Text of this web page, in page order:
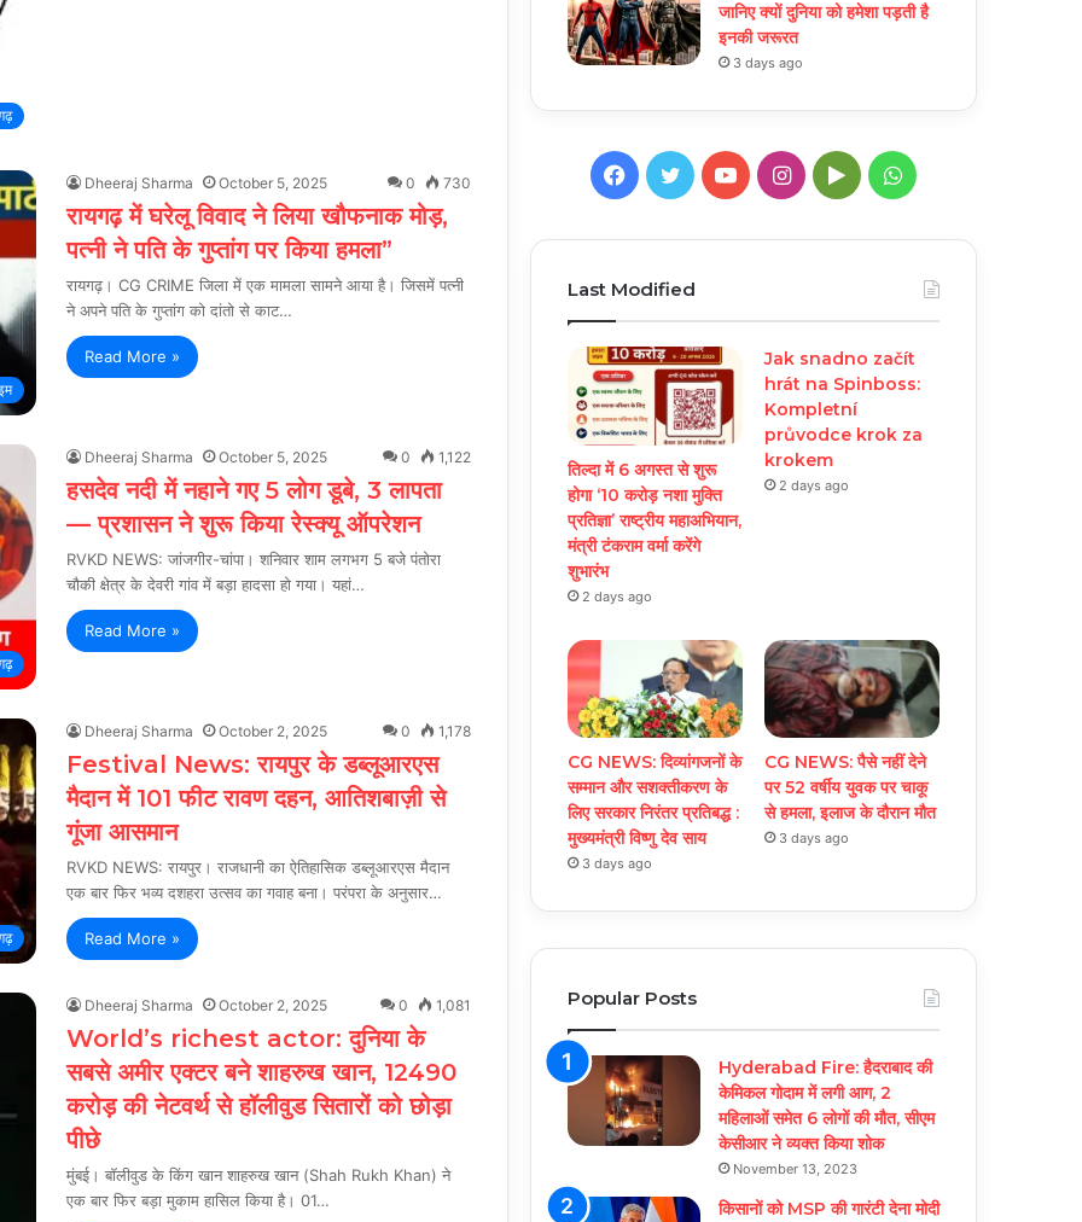
Dheeraj Sharma October 5, 2025 0 730
रायगढ़ में घरेलू विवाद ने लिया खौफनाक मोड़,
पत्नी ने पति के गुप्तांग पर किया हमला”
रायगढ़। CG CRIME जिला में एक मामला सामने आया है। जिसमें पत्नी
ने अपने पति के गुप्तांग को दांतो से काट…
Read More »
Dheeraj Sharma October 5, 2025 0 1,122
हसदेव नदी में नहाने गए 5 लोग डूबे, 3 लापता
— प्रशासन ने शुरू किया रेस्क्यू ऑपरेशन
RVKD NEWS: जांजगीर-चांपा। शनिवार शाम लगभग 5 बजे पंतोरा
चौकी क्षेत्र के देवरी गांव में बड़ा हादसा हो गया। यहां…
Read More »
Dheeraj Sharma October 2, 2025 0 1,178
Festival News: रायपुर के डब्लूआरएस
मैदान में 101 फीट रावण दहन, आतिशबाज़ी से
गूंजा आसमान
RVKD NEWS: रायपुर। राजधानी का ऐतिहासिक डब्लूआरएस मैदान
एक बार फिर भव्य दशहरा उत्सव का गवाह बना। परंपरा के अनुसार…
Read More »
Dheeraj Sharma October 2, 2025 0 1,081
World’s richest actor: दुनिया के
सबसे अमीर एक्टर बने शाहरुख खान, 12490
करोड़ की नेटवर्थ से हॉलीवुड सितारों को छोड़ा
पीछे
मुंबई। बॉलीवुड के किंग खान शाहरुख खान (Shah Rukh Khan) ने
एक बार फिर बड़ा मुकाम हासिल किया है। 01…
जानिए क्यों दुनिया को हमेशा पड़ती है
इनकी जरूरत
3 days ago
Facebook
TwitterYouTubeInstagram
GoogleWhatsApp
Last Modified
तिल्दा में 6 अगस्त से शुरू
होगा ‘10 करोड़ नशा मुक्ति
प्रतिज्ञा’ राष्ट्रीय महाअभियान,
मंत्री टंकराम वर्मा करेंगे
शुभारंभ
2 days ago
Jak snadno začít
hrát na Spinboss:
Kompletní
průvodce krok za
krokem
2 days ago
CG NEWS: दिव्यांगजनों के
सम्मान और सशक्तीकरण के
लिए सरकार निरंतर प्रतिबद्ध :
मुख्यमंत्री विष्णु देव साय
3 days ago
CG NEWS: पैसे नहीं देने
पर 52 वर्षीय युवक पर चाकू
से हमला, इलाज के दौरान मौत
3 days ago
Popular Posts
Hyderabad Fire: हैदराबाद की
केमिकल गोदाम में लगी आग, 2
महिलाओं समेत 6 लोगों की मौत, सीएम
केसीआर ने व्यक्त किया शोक
November 13, 2023
किसानों को MSP की गारंटी देना मोदी